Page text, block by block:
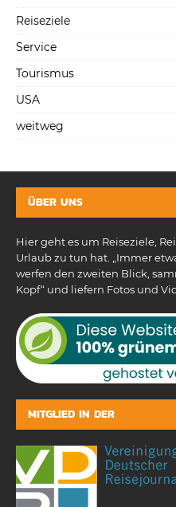
Reiseziele
Service
Tourismus
USA
weitweg
ÜBER UNS
Hier geht es um Reiseziele,
Urlaub zu tun hat. „Immer
werfen den zweiten Blick,
Kopf“ und liefern Fotos und
MITGLIED IN DER